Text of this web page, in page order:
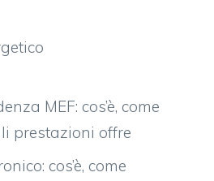
MEF: cos’è, come
prestazioni offre
cos’è, come